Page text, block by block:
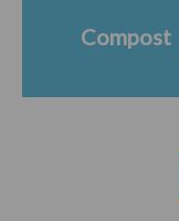
Compost